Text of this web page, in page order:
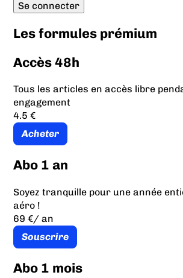
Les formules prémium
Accès 48h
Tous les articles en accès libre
engagement
4.5 €
Acheter
Abo 1 an
Soyez tranquille pour une année
aéro !
69 €/ an
Souscrire
Abo 1 mois